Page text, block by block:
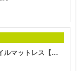
国産ひのきベッド・国産ポケットコイルマットレス【自社一貫製造（源ベッド）】